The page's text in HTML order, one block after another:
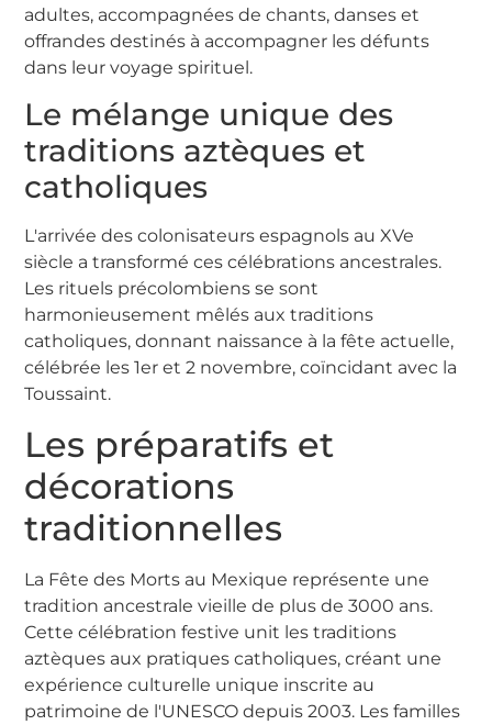
adultes, accompagnées de chants, danses et
offrandes destinés à accompagner les défunts
dans leur voyage spirituel.
Le mélange unique des
traditions aztèques et
catholiques
L'arrivée des colonisateurs espagnols au XVe
siècle a transformé ces célébrations ancestrales.
Les rituels précolombiens se sont
harmonieusement mêlés aux traditions
catholiques, donnant naissance à la fête actuelle,
célébrée les 1er et 2 novembre, coïncidant avec la
Toussaint.
Les préparatifs et
décorations
traditionnelles
La Fête des Morts au Mexique représente une
tradition ancestrale vieille de plus de 3000 ans.
Cette célébration festive unit les traditions
aztèques aux pratiques catholiques, créant une
expérience culturelle unique inscrite au
patrimoine de l'UNESCO depuis 2003. Les familles